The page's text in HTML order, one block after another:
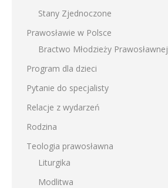
Stany Zjednoczone
Prawosławie w Polsce
Bractwo Młodzieży Prawosławnej
Program dla dzieci
Pytanie do specjalisty
Relacje z wydarzeń
Rodzina
Teologia prawosławna
Liturgika
Modlitwa